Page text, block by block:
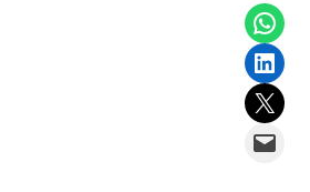
Share on
Share on
Email this Page
Email this Page